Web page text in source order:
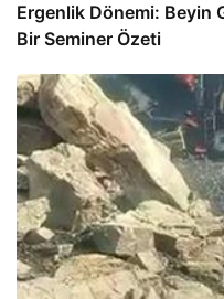
Ergenlik Dönemi: Beyin
Bir Seminer Özeti